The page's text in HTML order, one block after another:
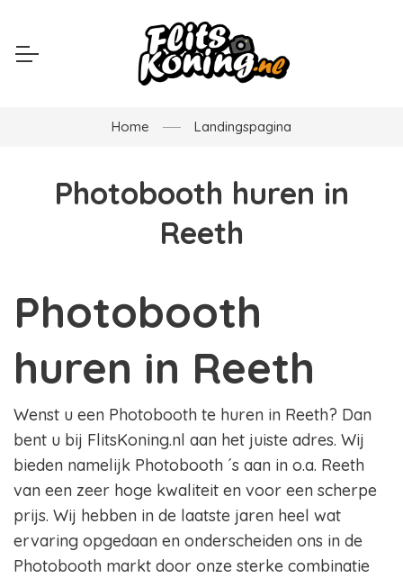
Home Landingspagina
Photobooth huren in
Reeth
Photobooth
huren in Reeth
Wenst u een Photobooth te huren in Reeth? Dan
bent u bij FlitsKoning.nl aan het juiste adres. Wij
bieden namelijk Photobooth ´s aan in o.a. Reeth
van een zeer hoge kwaliteit en voor een scherpe
prijs. Wij hebben in de laatste jaren heel wat
ervaring opgedaan en onderscheiden ons in de
Photobooth markt door onze sterke combinatie